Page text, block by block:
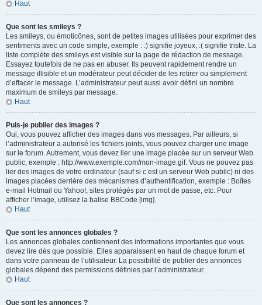
Haut
Que sont les smileys ?
Les smileys, ou émoticônes, sont de petites images utilisées pour exprimer des
sentiments avec un code simple, exemple : :) signifie joyeux, :( signifie triste. La
liste complète des smileys est visible sur la page de rédaction de message.
Essayez toutefois de ne pas en abuser. Ils peuvent rapidement rendre un
message illisible et un modérateur peut décider de les retirer ou simplement
d’effacer le message. L’administrateur peut aussi avoir défini un nombre
maximum de smileys par message.
Haut
Puis-je publier des images ?
Oui, vous pouvez afficher des images dans vos messages. Par ailleurs, si
l’administrateur a autorisé les fichiers joints, vous pouvez charger une image
sur le forum. Autrement, vous devez lier une image placée sur un serveur Web
public, exemple : http://www.exemple.com/mon-image.gif. Vous ne pouvez pas
lier des images de votre ordinateur (sauf si c’est un serveur Web public) ni des
images placées derrière des mécanismes d’authentification, exemple : Boîtes
e-mail Hotmail ou Yahoo!, sites protégés par un mot de passe, etc. Pour
afficher l’image, utilisez la balise BBCode [img].
Haut
Que sont les annonces globales ?
Les annonces globales contiennent des informations importantes que vous
devez lire dès que possible. Elles apparaissent en haut de chaque forum et
dans votre panneau de l’utilisateur. La possibilité de publier des annonces
globales dépend des permissions définies par l’administrateur.
Haut
Que sont les annonces ?